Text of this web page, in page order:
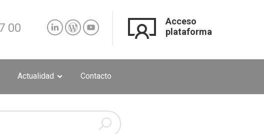
00
Acceso
plataforma
Actualidad Contacto